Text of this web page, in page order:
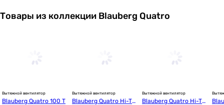
Товары из коллекции Blauberg Quatro
Вытяжной вентилятор
Blauberg Quatro 100 T
Вытяжной вентилятор
Blauberg Quatro Hi-Te
Вытяжной вентилятор
Blauberg Quatro Hi-Te